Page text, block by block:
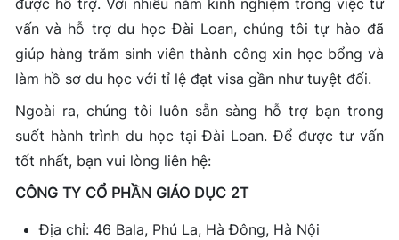
vấn và hỗ trợ du học Đài Loan, chúng tôi tự hào đã
giúp hàng trăm sinh viên thành công xin học bổng và
làm hồ sơ du học với tỉ lệ đạt visa gần như tuyệt đối.
Ngoài ra, chúng tôi luôn sẵn sàng hỗ trợ bạn trong
suốt hành trình du học tại Đài Loan. Để được tư vấn
tốt nhất, bạn vui lòng liên hệ:
CÔNG TY CỔ PHẦN GIÁO DỤC 2T
Địa chỉ: 46 Bala, Phú La, Hà Đông, Hà Nội